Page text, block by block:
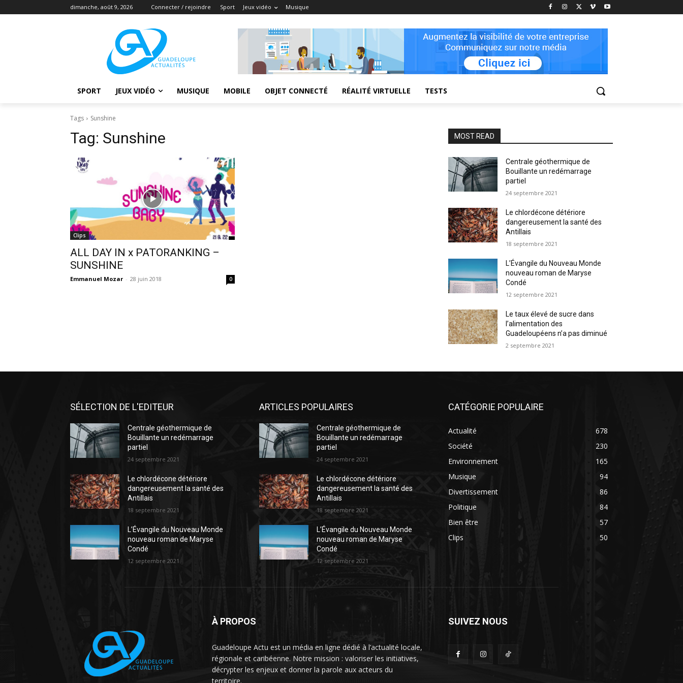
dimanche, août 9, 2026 Connecter / rejoindre Sport Jeux vidéo Musique
SPORT JEUX VIDÉO MUSIQUE MOBILE OBJET CONNECTÉ RÉALITÉ VIRTUELLE TESTS
Tags Sunshine
Tag: Sunshine
Clips
ALL DAY IN x PATORANKING –
SUNSHINE
Emmanuel Mozar - 28 juin 2018 0
MOST READ
Centrale géothermique de
Bouillante un redémarrage
partiel
24 septembre 2021
Le chlordécone détériore
dangereusement la santé des
Antillais
18 septembre 2021
L’Évangile du Nouveau Monde
nouveau roman de Maryse
Condé
12 septembre 2021
Le taux élevé de sucre dans
l’alimentation des
Guadeloupéens n’a pas diminué
2 septembre 2021
SÉLECTION DE L'EDITEUR
Centrale géothermique de
Bouillante un redémarrage
partiel
24 septembre 2021
Le chlordécone détériore
dangereusement la santé des
Antillais
18 septembre 2021
L’Évangile du Nouveau Monde
nouveau roman de Maryse
Condé
12 septembre 2021
ARTICLES POPULAIRES
Centrale géothermique de
Bouillante un redémarrage
partiel
24 septembre 2021
Le chlordécone détériore
dangereusement la santé des
Antillais
18 septembre 2021
L’Évangile du Nouveau Monde
nouveau roman de Maryse
Condé
12 septembre 2021
CATÉGORIE POPULAIRE
Actualité
678
Société
230
Environnement
165
Musique
94
Divertissement
86
Politique
84
Bien être
57
Clips
50
À PROPOS
Guadeloupe Actu est un média en ligne dédié à l’actualité locale,
régionale et caribéenne. Notre mission : valoriser les initiatives,
décrypter les enjeux et donner la parole aux acteurs du
territoire.
SUIVEZ NOUS